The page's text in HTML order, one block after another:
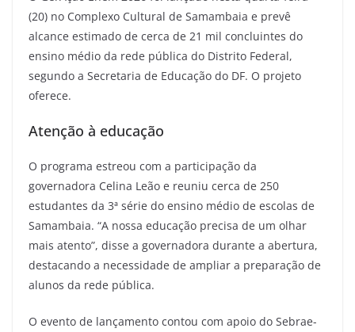
(20) no Complexo Cultural de Samambaia e prevê
alcance estimado de cerca de 21 mil concluintes do
ensino médio da rede pública do Distrito Federal,
segundo a Secretaria de Educação do DF. O projeto
oferece.
Atenção à educação
O programa estreou com a participação da
governadora Celina Leão e reuniu cerca de 250
estudantes da 3ª série do ensino médio de escolas de
Samambaia. “A nossa educação precisa de um olhar
mais atento”, disse a governadora durante a abertura,
destacando a necessidade de ampliar a preparação de
alunos da rede pública.
O evento de lançamento contou com apoio do Sebrae-